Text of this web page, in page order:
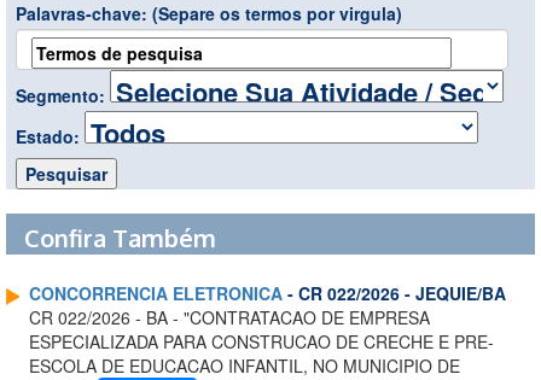
Palavras-chave: (Separe os termos por virgula)
Segmento:
Estado:
Confira Também
CONCORRENCIA ELETRONICA - CR 022/2026 - JEQUIE/BA
CR 022/2026 - BA - "CONTRATACAO DE EMPRESA
ESPECIALIZADA PARA CONSTRUCAO DE CRECHE E PRE-
ESCOLA DE EDUCACAO INFANTIL, NO MUNICIPIO DE